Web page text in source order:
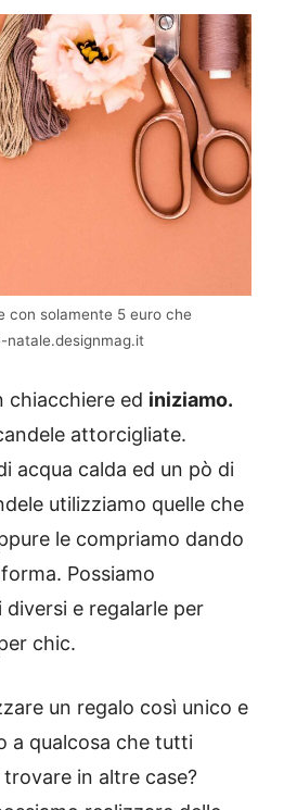
con solamente 5 euro che
natale.designmag.it
chiacchiere ed iniziamo.
attorcigliate.
acqua calda ed un pò di
utilizziamo quelle che
le compriamo dando
Possiamo
e regalarle per
chic.
un regalo così unico e
a qualcosa che tutti
in altre case?